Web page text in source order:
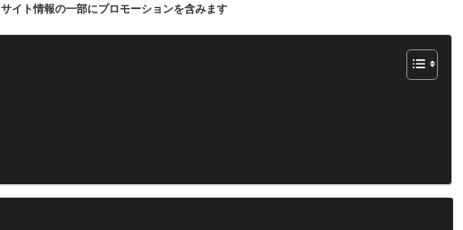
サイト情報の一部にプロモーションを含みます